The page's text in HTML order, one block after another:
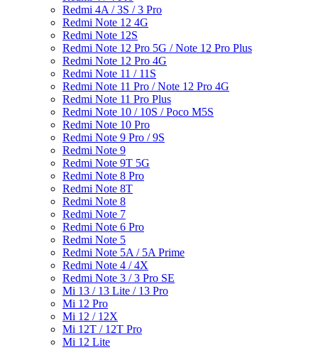
Redmi 4A / 3S / 3 Pro
Redmi Note 12 4G
Redmi Note 12S
Redmi Note 12 Pro 5G / Note 12 Pro Plus
Redmi Note 12 Pro 4G
Redmi Note 11 / 11S
Redmi Note 11 Pro / Note 12 Pro 4G
Redmi Note 11 Pro Plus
Redmi Note 10 / 10S / Poco M5S
Redmi Note 10 Pro
Redmi Note 9 Pro / 9S
Redmi Note 9
Redmi Note 9T 5G
Redmi Note 8 Pro
Redmi Note 8T
Redmi Note 8
Redmi Note 7
Redmi Note 6 Pro
Redmi Note 5
Redmi Note 5A / 5A Prime
Redmi Note 4 / 4X
Redmi Note 3 / 3 Pro SE
Mi 13 / 13 Lite / 13 Pro
Mi 12 Pro
Mi 12 / 12X
Mi 12T / 12T Pro
Mi 12 Lite